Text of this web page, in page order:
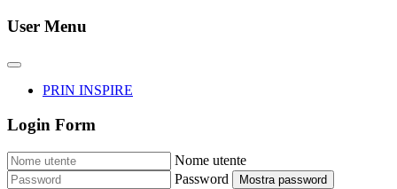
User Menu
PRIN INSPIRE
Login Form
Nome utente
Password
Mostra password